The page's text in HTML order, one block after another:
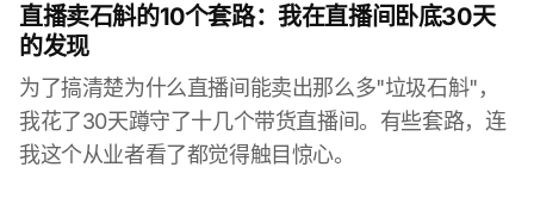
直播卖石斛的10个套路：我在直播间卧底30天
的发现
为了搞清楚为什么直播间能卖出那么多"垃圾石斛"，
我花了30天蹲守了十几个带货直播间。有些套路，连
我这个从业者看了都觉得触目惊心。